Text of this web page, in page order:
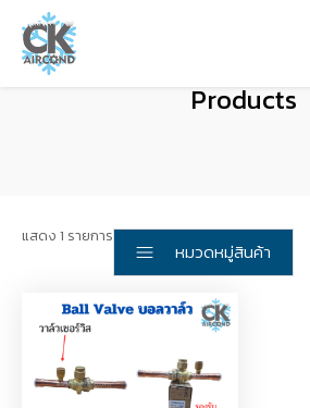
Products
แสดง 1 รายการ
หมวดหมู่สินค้า